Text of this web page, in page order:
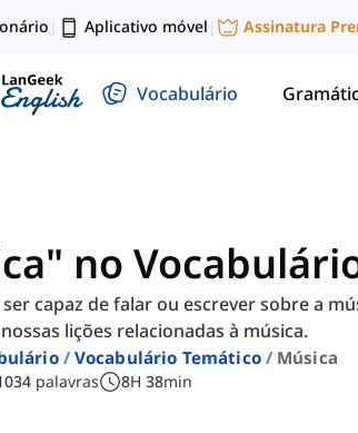
| Aplicativo móvel | Assinatura
Vocabulário
no
ser capaz de falar ou escrever sobre a
lições relacionadas à música.
Vocabulário Temático Música
palavras 8H 38min